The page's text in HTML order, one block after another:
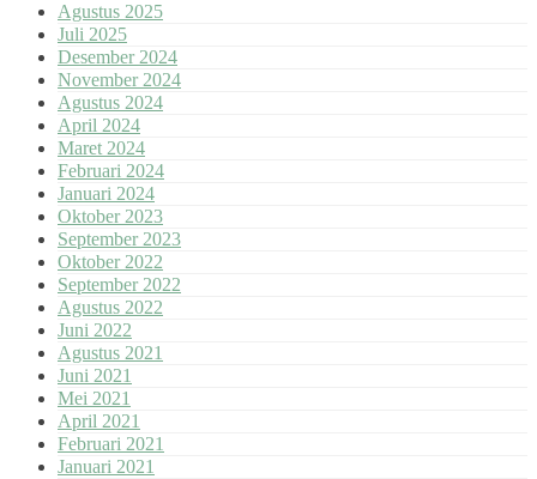
Agustus 2025
Juli 2025
Desember 2024
November 2024
Agustus 2024
April 2024
Maret 2024
Februari 2024
Januari 2024
Oktober 2023
September 2023
Oktober 2022
September 2022
Agustus 2022
Juni 2022
Agustus 2021
Juni 2021
Mei 2021
April 2021
Februari 2021
Januari 2021